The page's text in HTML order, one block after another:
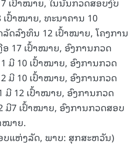
ເປົ້າໝາຍ, ທະນາຄານ 10
ດລົງທຶນ 12 ເປົ້າໝາຍ, ໂຄງການ
ອ 17 ເປົ້າໝາຍ, ອົງການກວດ
ມີ 10 ເປົ້າໝາຍ, ອົງການກວດ
ມີ 10 ເປົ້າໝາຍ, ອົງການກວດ
ມີ 12 ເປົ້າໝາຍ, ອົງການກວດ
ມີ7 ເປົ້າໝາຍ, ອົງການກວດສອບ
ໝາຍ.
ບແຫ່ງລັດ, ພາບ: ສຸກສະຫວັນ)